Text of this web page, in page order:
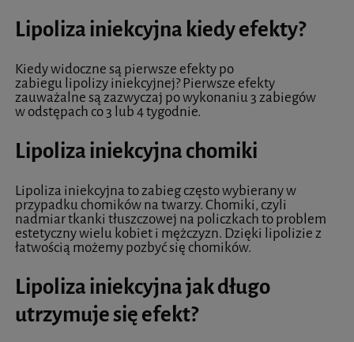
Lipoliza iniekcyjna kiedy efekty?
Kiedy widoczne są pierwsze efekty po
zabiegu lipolizy iniekcyjnej? Pierwsze efekty
zauważalne są zazwyczaj po wykonaniu 3 zabiegów
w odstępach co 3 lub 4 tygodnie.
Lipoliza iniekcyjna chomiki
Lipoliza iniekcyjna to zabieg często wybierany w
przypadku chomików na twarzy. Chomiki, czyli
nadmiar tkanki tłuszczowej na policzkach to problem
estetyczny wielu kobiet i mężczyzn. Dzięki lipolizie z
łatwością możemy pozbyć się chomików.
Lipoliza iniekcyjna jak długo
utrzymuje się efekt?